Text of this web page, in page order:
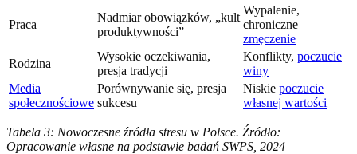
Praca
Nadmiar obowiązków, „kult
produktywności”
Wypalenie,
chroniczne
zmęczenie
Rodzina
Wysokie oczekiwania,
presja tradycji
Konflikty, poczucie
winy
Media
społecznościowe
Porównywanie się, presja
sukcesu
Niskie poczucie
własnej wartości
Tabela 3: Nowoczesne źródła stresu w Polsce. Źródło:
Opracowanie własne na podstawie badań SWPS, 2024